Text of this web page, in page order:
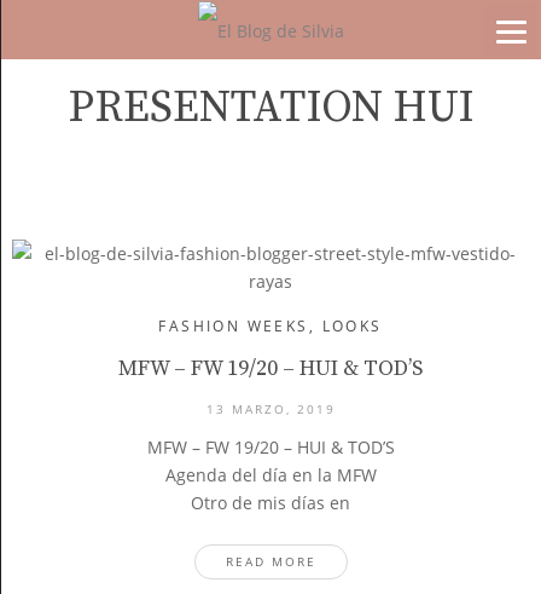
PRESENTATION HUI
FASHION WEEKS , LOOKS
MFW – FW 19/20 – HUI & TOD’S
13 MARZO, 2019
MFW – FW 19/20 – HUI & TOD’S
Agenda del día en la MFW
Otro de mis días en
READ MORE